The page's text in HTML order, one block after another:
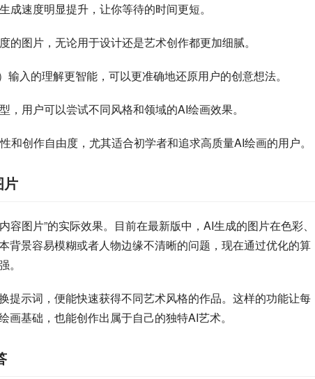
成速度明显提升，让你等待的时间更短。
的图片，无论用于设计还是艺术创作都更加细腻。
输入的理解更智能，可以更准确地还原用户的创意想法。
，用户可以尝试不同风格和领域的AI绘画效果。
创作自由度，尤其适合初学者和追求高质量AI绘画的用户。
图片”的实际效果。目前在最新版中，AI生成的图片在色彩、
背景容易模糊或者人物边缘不清晰的问题，现在通过优化的算
提示词，便能快速获得不同艺术风格的作品。这样的功能让每
基础，也能创作出属于自己的独特AI艺术。